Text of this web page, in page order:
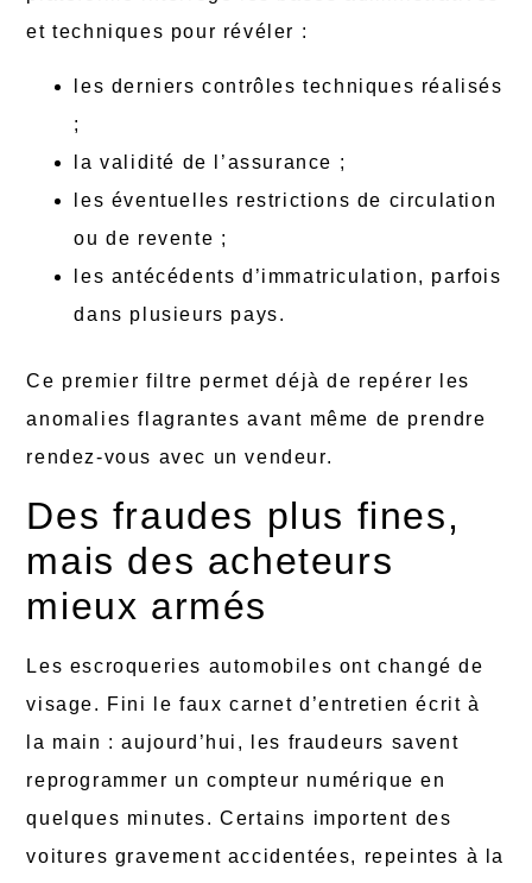
et techniques pour révéler :
les derniers contrôles techniques réalisés
;
la validité de l’assurance ;
les éventuelles restrictions de circulation
ou de revente ;
les antécédents d’immatriculation, parfois
dans plusieurs pays.
Ce premier filtre permet déjà de repérer les
anomalies flagrantes avant même de prendre
rendez-vous avec un vendeur.
Des fraudes plus fines,
mais des acheteurs
mieux armés
Les escroqueries automobiles ont changé de
visage. Fini le faux carnet d’entretien écrit à
la main : aujourd’hui, les fraudeurs savent
reprogrammer un compteur numérique en
quelques minutes. Certains importent des
voitures gravement accidentées, repeintes à la